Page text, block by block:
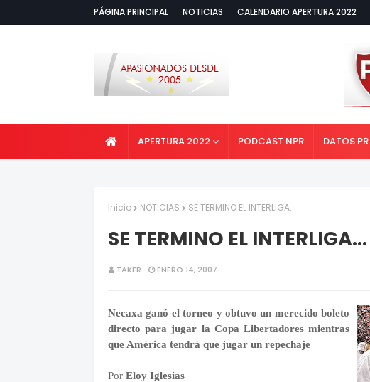
PÁGINA PRINCIPAL NOTICIAS CALENDARIO APERTURA 2022
APERTURA 2022 PODCAST NPR DATOS PR
Inicio NOTICIAS SE TERMINO EL INTERLIGA...
SE TERMINO EL INTERLIGA...
TAKER ENERO 14, 2007
Necaxa ganó el torneo y obtuvo un merecido boleto
directo para jugar la Copa Libertadores mientras
que América tendrá que jugar un repechaje
Por Eloy Iglesias